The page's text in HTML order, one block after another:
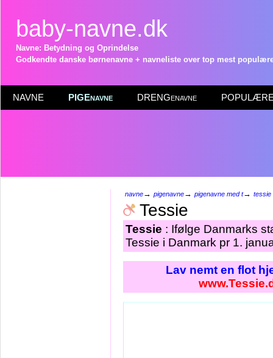
baby-navne.dk
Navne: Betydning og Oprindelse
Godkendte danske børnenavne + navneliste over top mest
NAVNE PIGEnavne DRENGenavne POPULÆRE
navne→ pigenavne→ pigenavne med t→ tessie
Tessie
Tessie : Ifølge Danmarks
Tessie i Danmark pr 1.
Lav nemt en flot